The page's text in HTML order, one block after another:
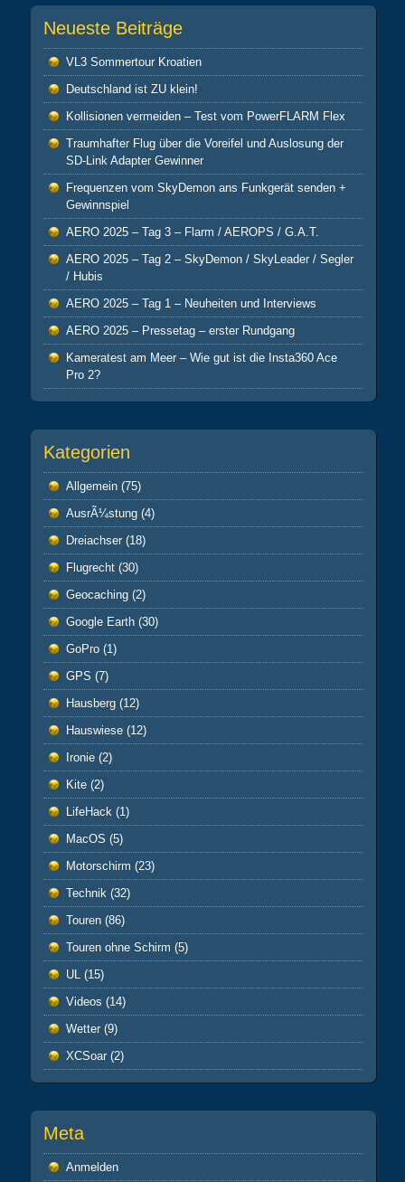
Neueste Beiträge
VL3 Sommertour Kroatien
Deutschland ist ZU klein!
Kollisionen vermeiden – Test vom PowerFLARM Flex
Traumhafter Flug über die Voreifel und Auslosung der
SD-Link Adapter Gewinner
Frequenzen vom SkyDemon ans Funkgerät senden +
Gewinnspiel
AERO 2025 – Tag 3 – Flarm / AEROPS / G.A.T.
AERO 2025 – Tag 2 – SkyDemon / SkyLeader / Segler
/ Hubis
AERO 2025 – Tag 1 – Neuheiten und Interviews
AERO 2025 – Pressetag – erster Rundgang
Kameratest am Meer – Wie gut ist die Insta360 Ace
Pro 2?
Kategorien
Allgemein(75)
AusrÃ¼stung(4)
Dreiachser(18)
Flugrecht(30)
Geocaching(2)
Google Earth(30)
GoPro(1)
GPS (7)
Hausberg(12)
Hauswiese(12)
Ironie(2)
Kite(2)
LifeHack (1)
MacOS (5)
Motorschirm (23)
Technik (32)
Touren(86)
Touren ohne Schirm (5)
UL
(15)
Videos (14)
Wetter(9)
XCSoar(2)
Meta
Anmelden